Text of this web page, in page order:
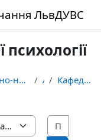
ЛьвДУВС
Навчально-науковий інститут управління, психології... Архів Кафедра теоретичної психології